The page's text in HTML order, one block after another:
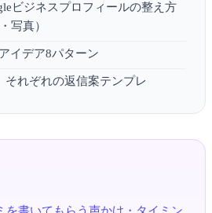
ビジネスプロフィールの整え方
写真）
イデア8パターン
それぞれの返信案テンプレ